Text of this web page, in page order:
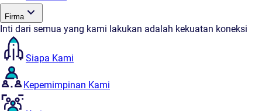
Firma
Inti dari semua yang kami lakukan adalah kekuatan koneksi
Siapa Kami
Kepemimpinan Kami